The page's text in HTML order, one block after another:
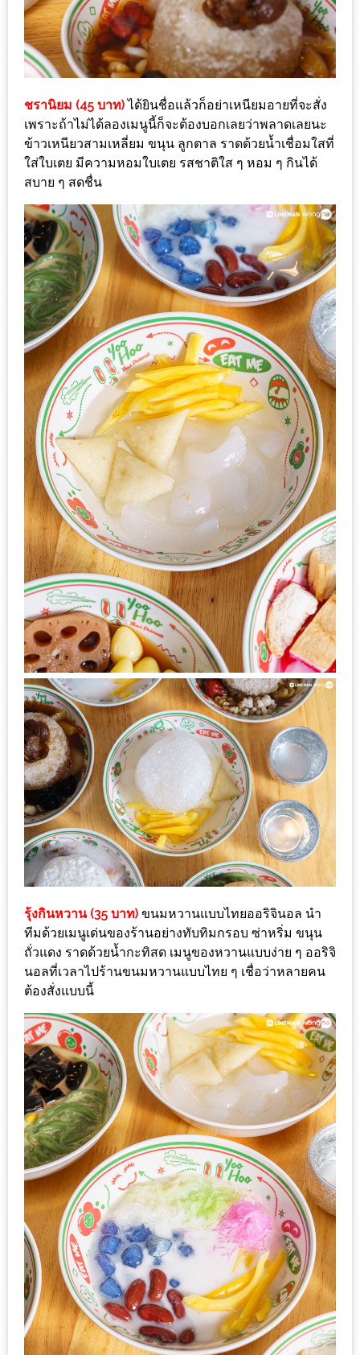
เด็ด
สำหรับ
คุณ
ที่รัก
2560
สบาย
ใจ๋…
สไตล์
นิมมาน
(ดี
คอน
โด
นิม)
เชียงใหม่
ส่วนลด
พิเศษ
ร้าน
อาหาร
ใน
เชียงใหม่
หนาว
นัก
ใช่
ไหม?
แวะ
ไป
ผิง
ไฟ
อุ่นๆ
ปิ้ง
มาร์ช
เมล
โล่
พร้อม
ชิม
และ
เดียว
ครบ
ที่
งาน
LEO
PRESENTS
PINGFAI
FESTIVAL
3
อาหาร
ญี่ปุ่น
ระดับ
พรีเมียม
พร้อม
สุ
กี้
เนื้อ
หมู
ชรานิยม (45 บาท)ได้ยินชื่อแล้วก็อย่าเหนียมอายที่จะสั่ง
เพราะถ้าไม่ได้ลองเมนูนี้ก็จะต้องบอกเลยว่าพลาดเลยนะ
ข้าวเหนียวสามเหลี่ยม ขนุน ลูกตาล ราดด้วยน้ำเชื่อมใสที่
ใส่ใบเตย มีความหอมใบเตย รสชาติใส ๆ หอม ๆ กินได้
สบาย ๆ สดชื่น
รุ้งกินหวาน (35 บาท) ขนมหวานแบบไทยออริจินอล นำ
ทีมด้วยเมนูเด่นของร้านอย่างทับทิมกรอบ ซ่าหริ่ม ขนุน
ถั่วแดง ราดด้วยน้ำกะทิสด เมนูของหวานแบบง่าย ๆ ออริจิ
นอลที่เวลาไปร้านขนมหวานแบบไทย ๆ เชื่อว่าหลายคน
ต้องสั่งแบบนี้